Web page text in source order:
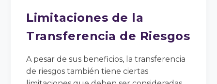
Limitaciones de la
Transferencia de Riesgos
A pesar de sus beneficios, la transferencia
de riesgos también tiene ciertas